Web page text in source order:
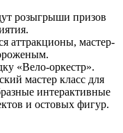
розыгрыши призов
аттракционы, мастер-
«Вело-оркестр».
мастер класс для
интерактивные
и остовых фигур.